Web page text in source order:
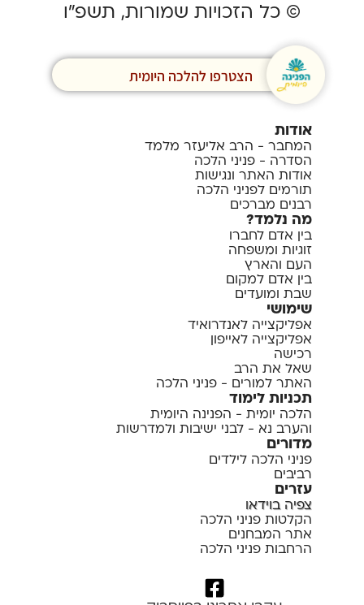
© כל הזכויות שמורות, תשפ”ו
הצטרפו להלכה היומית
אודות
המחבר - הרב אליעזר מלמד
הסדרה - פניני הלכה
אודות האתר ונגישות
תורמים לפניני הלכה
רבנים מברכים
מה נלמד?
בין אדם לחברו
זוגיות ומשפחה
העם והארץ
בין אדם למקום
שבת ומועדים
שימושי
אפליקצייה לאנדרואיד
אפליקצייה לאייפון
רכישה
שאל את הרב
האתר למורים - פניני הלכה
תכניות לימוד
הלכה יומית - הפנינה היומית
והערב נא - לבני ישיבות ולמדרשות
מדורים
פניני הלכה לילדים
רביבים
עזרים
צפיה בוידאו
הקלטות פניני הלכה
אתר המבחנים
הרחבות פניני הלכה